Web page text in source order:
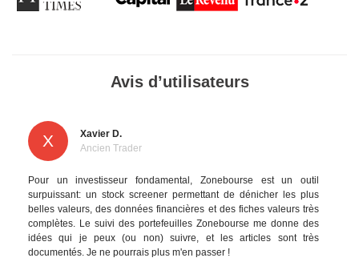
Avis d’utilisateurs
X
Xavier D.
Ancien Trader
Pour un investisseur fondamental, Zonebourse est un outil
surpuissant: un stock screener permettant de dénicher les plus
belles valeurs, des données financières et des fiches valeurs très
complètes. Le suivi des portefeuilles Zonebourse me donne des
idées qui je peux (ou non) suivre, et les articles sont très
documentés. Je ne pourrais plus m'en passer !